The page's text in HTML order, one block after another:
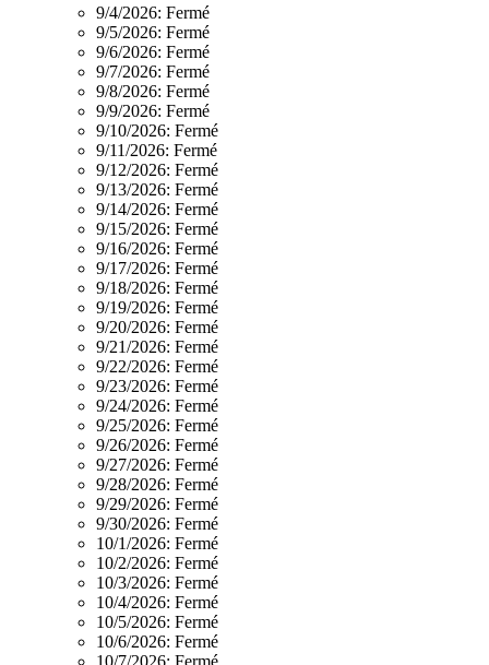
9/4/2026: Fermé
9/5/2026: Fermé
9/6/2026: Fermé
9/7/2026: Fermé
9/8/2026: Fermé
9/9/2026: Fermé
9/10/2026: Fermé
9/11/2026: Fermé
9/12/2026: Fermé
9/13/2026: Fermé
9/14/2026: Fermé
9/15/2026: Fermé
9/16/2026: Fermé
9/17/2026: Fermé
9/18/2026: Fermé
9/19/2026: Fermé
9/20/2026: Fermé
9/21/2026: Fermé
9/22/2026: Fermé
9/23/2026: Fermé
9/24/2026: Fermé
9/25/2026: Fermé
9/26/2026: Fermé
9/27/2026: Fermé
9/28/2026: Fermé
9/29/2026: Fermé
9/30/2026: Fermé
10/1/2026: Fermé
10/2/2026: Fermé
10/3/2026: Fermé
10/4/2026: Fermé
10/5/2026: Fermé
10/6/2026: Fermé
10/7/2026: Fermé